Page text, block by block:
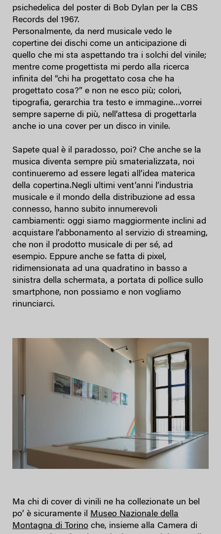
psichedelica del poster di Bob Dylan per la CBS
Records del 1967.
Personalmente, da nerd musicale vedo le
copertine dei dischi come un anticipazione di
quello che mi sta aspettando tra i solchi del vinile;
mentre come progettista mi perdo alla ricerca
infinita del “chi ha progettato cosa che ha
progettato cosa?” e non ne esco più; colori,
tipografia, gerarchia tra testo e immagine…vorrei
sempre saperne di più, nell’attesa di progettarla
anche io una cover per un disco in vinile.
Sapete qual è il paradosso, poi? Che anche se la
musica diventa sempre più smaterializzata, noi
continueremo ad essere legati all’idea materica
della copertina.Negli ultimi vent’anni l’industria
musicale e il mondo della distribuzione ad essa
connesso, hanno subito innumerevoli
cambiamenti: oggi siamo maggiormente inclini ad
acquistare l’abbonamento al servizio di streaming,
che non il prodotto musicale di per sé, ad
esempio. Eppure anche se fatta di pixel,
ridimensionata ad una quadratino in basso a
sinistra della schermata, a portata di pollice sullo
smartphone, non possiamo e non vogliamo
rinunciarci.
Ma chi di cover di vinili ne ha collezionate un bel
po’ è sicuramente il Museo Nazionale della
Montagna di Torino che, insieme alla Camera di